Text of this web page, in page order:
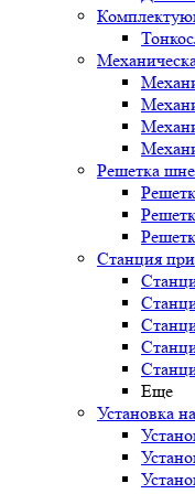
Решетка
Станция
Еще
Установка